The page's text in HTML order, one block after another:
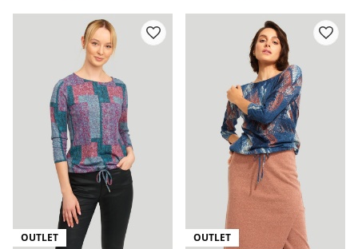
OUTLET OUTLET